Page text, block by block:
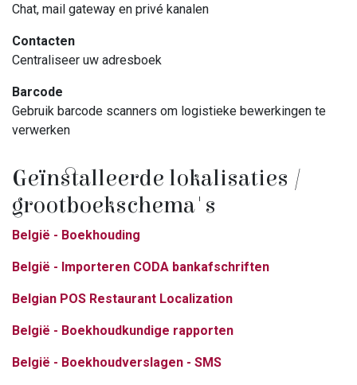
Chat, mail gateway en privé kanalen
Contacten
Centraliseer uw adresboek
Barcode
Gebruik barcode scanners om logistieke bewerkingen te
verwerken
Geïnstalleerde lokalisaties /
grootboekschema's
België - Boekhouding
België - Importeren CODA bankafschriften
Belgian POS Restaurant Localization
België - Boekhoudkundige rapporten
België - Boekhoudverslagen - SMS